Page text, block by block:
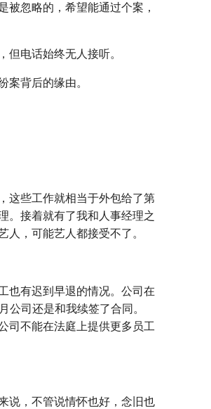
被忽略的，希望能通过个案，
电话始终无人接听。
背后的缘由。
这些工作就相当于外包给了第
。接着就有了我和人事经理之
，可能艺人都接受不了。
也有迟到早退的情况。公司在
司还是和我续签了合同。
司不能在法庭上提供更多员工
说，不管说情怀也好，念旧也